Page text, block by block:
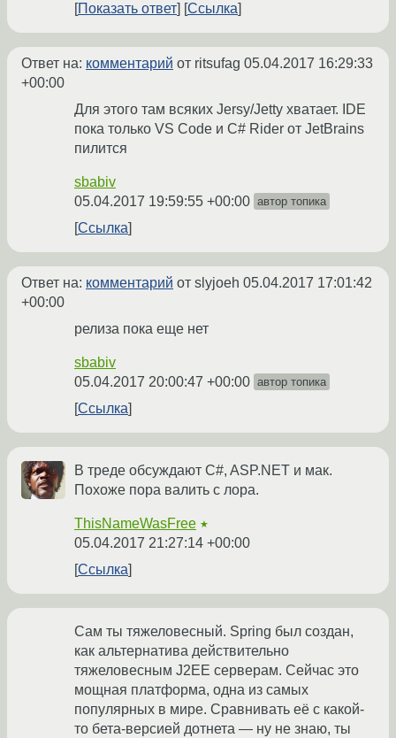
Показать ответ
Ссылка
Ответ на: комментарий от ritsufag 05.04.2017 16:29:33
+00:00
Для этого там всяких Jersy/Jetty хватает. IDE
пока только VS Code и C# Rider от JetBrains
пилится
sbabiv
05.04.2017 19:59:55 +00:00 автор топика
Ссылка
Ответ на: комментарий от slyjoeh 05.04.2017 17:01:42
+00:00
релиза пока еще нет
sbabiv
05.04.2017 20:00:47 +00:00 автор топика
Ссылка
В треде обсуждают C#, ASP.NET и мак.
Похоже пора валить с лора.
ThisNameWasFree ★
05.04.2017 21:27:14 +00:00
Ссылка
Сам ты тяжеловесный. Spring был создан,
как альтернатива действительно
тяжеловесным J2EE серверам. Сейчас это
мощная платформа, одна из самых
популярных в мире. Сравнивать её с какой-
то бета-версией дотнета — ну не знаю, ты